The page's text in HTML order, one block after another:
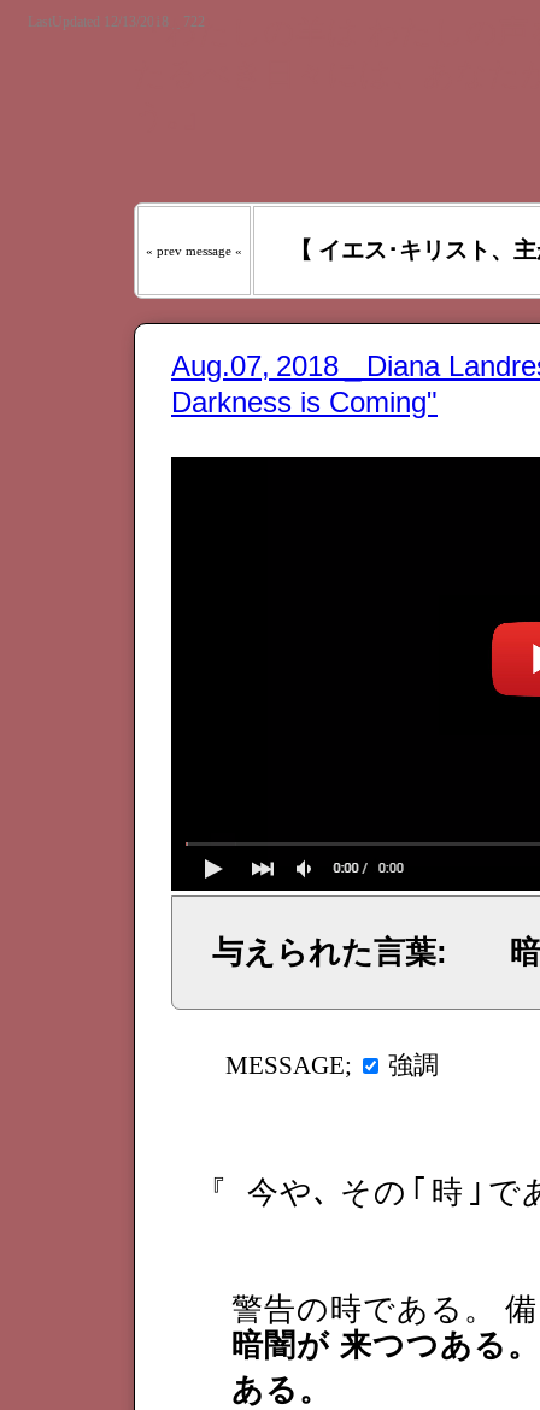
LastUpdated 12/13/2018 _ 722『わたしの羊は わたしの
« prev message « 【 イエス･キリスト、
Aug.07, 2018 _ Diana
Darkness is Coming"
与えられた言葉: 暗
MESSAGE; 強調
『 今や､ その ｢ 時 ｣ で
警告の時である。
暗闇が 来つつある。
ある。